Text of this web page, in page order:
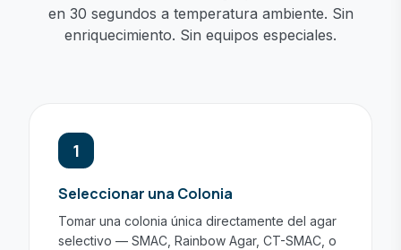
en 30 segundos a temperatura ambiente. Sin
enriquecimiento. Sin equipos especiales.
1
Seleccionar una Colonia
Tomar una colonia única directamente del agar
selectivo — SMAC, Rainbow Agar, CT-SMAC, o